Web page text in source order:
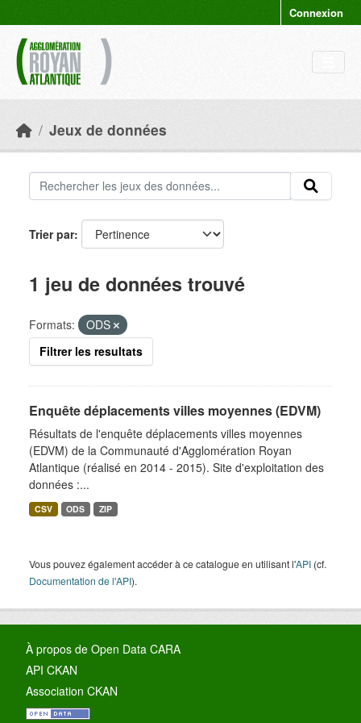
Connexion
Jeux de données
Trier par
1 jeu de données trouvé
Formats:
ODS
Filtrer les resultats
Enquête déplacements villes moyennes (EDVM)
Résultats de l'enquête déplacements villes moyennes
(EDVM) de la Communauté d'Agglomération Royan
Atlantique (réalisé en 2014 - 2015). Site d'exploitation des
données :...
CSV ODS ZIP
Vous pouvez également accéder à ce catalogue en utilisant l'API (cf.
Documentation de l'API).
À propos de Open Data CARA
API CKAN
Association CKAN